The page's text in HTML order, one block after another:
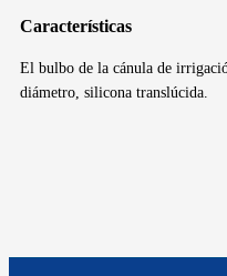
Características
El bulbo de la cánula de
diámetro, silicona translúcida.